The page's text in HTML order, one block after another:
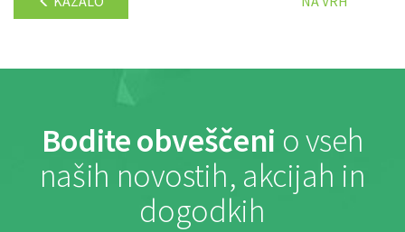
Bodite obveščeni o vseh
naših novostih, akcijah in
dogodkih